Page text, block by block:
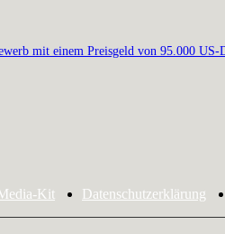
mit einem Preisgeld von 95.000 US-
Kit Datenschutzerklärung